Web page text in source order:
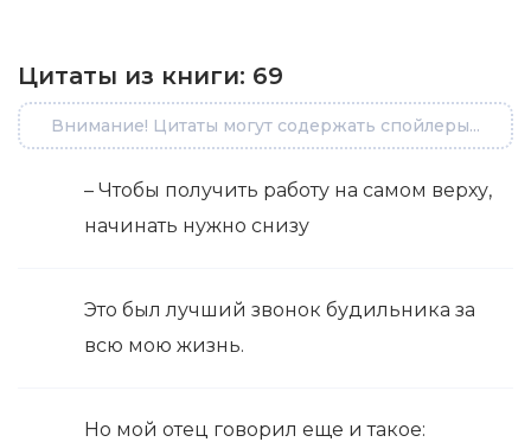
Цитаты из книги: 69
Внимание! Цитаты могут содержать спойлеры...
– Чтобы получить работу на самом верху,
начинать нужно снизу
Это был лучший звонок будильника за
всю мою жизнь.
Но мой отец говорил еще и такое: